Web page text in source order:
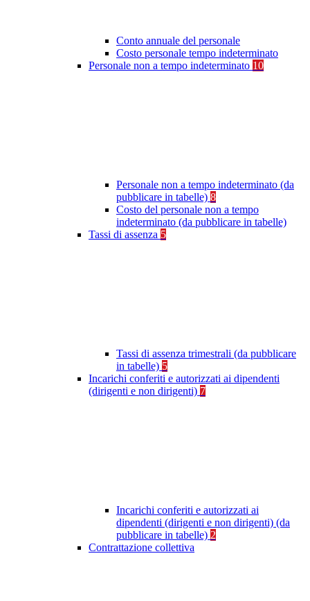
Conto annuale del personale
Costo personale tempo indeterminato
Personale non a tempo indeterminato 10
Personale non a tempo indeterminato (da
pubblicare in tabelle) 8
Costo del personale non a tempo
indeterminato (da pubblicare in tabelle)
Tassi di assenza 5
Tassi di assenza trimestrali (da pubblicare
in tabelle) 5
Incarichi conferiti e autorizzati ai dipendenti
(dirigenti e non dirigenti) 7
Incarichi conferiti e autorizzati ai
dipendenti (dirigenti e non dirigenti) (da
pubblicare in tabelle) 2
Contrattazione collettiva